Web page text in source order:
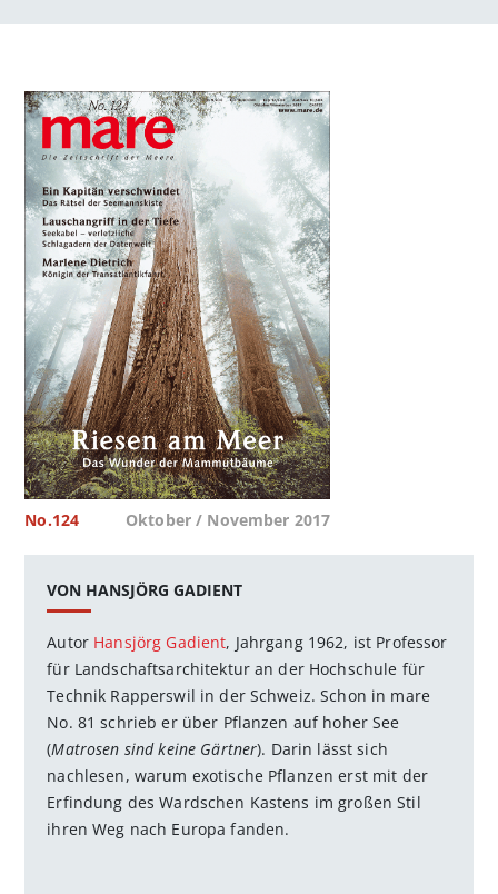
No.124 Oktober / November 2017
VON HANSJÖRG GADIENT
Autor Hansjörg Gadient, Jahrgang 1962, ist Professor
für Landschaftsarchitektur an der Hochschule für
Technik Rapperswil in der Schweiz. Schon in mare
No. 81 schrieb er über Pflanzen auf hoher See
(Matrosen sind keine Gärtner). Darin lässt sich
nachlesen, warum exotische Pflanzen erst mit der
Erfindung des Wardschen Kastens im großen Stil
ihren Weg nach Europa fanden.